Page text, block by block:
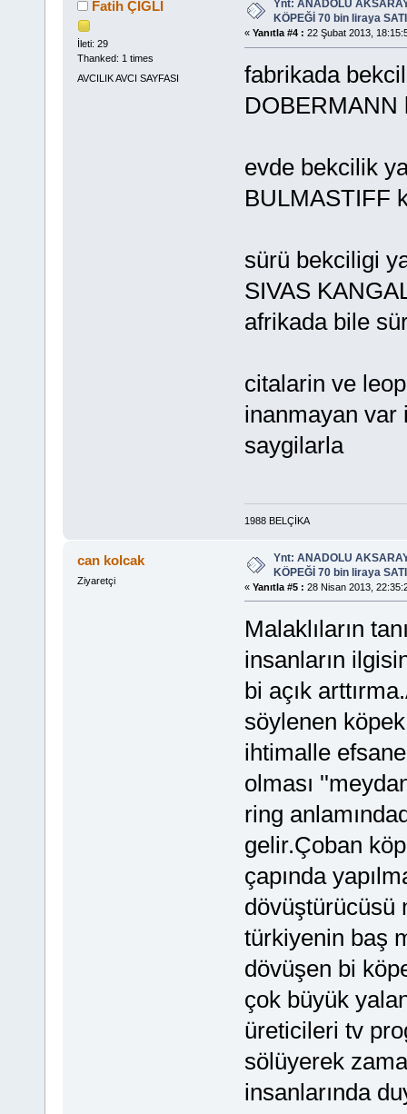
Fatih ÇIĞLI
İleti: 29
Thanked: 1 times
AVCILIK AVCI SAYFASI
Ynt: ANADOLU
KÖPEĞİ 70 bin liraya
« Yanıtla #4 : 22 Şubat 2013,
fabrikada
DOBERMANN
evde bekcilik
BULMASTIFF
sürü bekciligi
SIVAS
afrikada bile
citalarin ve
inanmayan var
saygilarla
1988 BELÇİKA
can kolcak
Ziyaretçi
Ynt: ANADOLU
KÖPEĞİ 70 bin liraya
« Yanıtla #5 : 28 Nisan 2013,
Malaklıların
insanların
bi açık
söylenen
ihtimalle
olması
ring
gelir.Çoban
çapında
dövüştürücüsü
türkiyenin baş
dövüşen bi
çok büyük
üreticileri tv
sölüyerek
insanlarında